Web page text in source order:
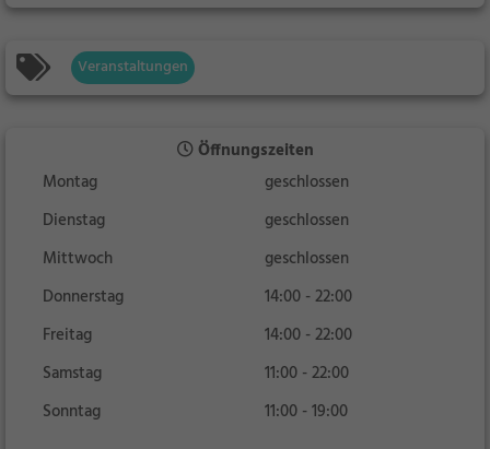
Veranstaltungen
Öffnungszeiten
Montag
geschlossen
Dienstag
geschlossen
Mittwoch
geschlossen
Donnerstag
14:00 - 22:00
Freitag
14:00 - 22:00
Samstag
11:00 - 22:00
Sonntag
11:00 - 19:00